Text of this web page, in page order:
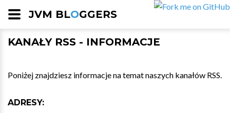
JVM BLOGGERS
KANAŁY RSS - INFORMACJE
Poniżej znajdziesz informacje na temat naszych kanałów RSS.
ADRESY: